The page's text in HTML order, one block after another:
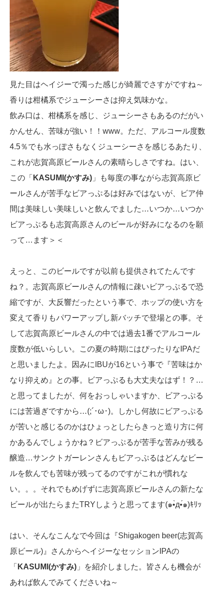
見た目はヘイジーで濁った感じが綺麗でさすがですね～
香りは柑橘系でジューシーさは抑え気味かな。
飲み口は、柑橘系を感じ、ジューシーさもあるのだがい
かんせん、苦味が強い！！www。ただ、アルコール度数
4.5％でも水っぽさもなくジューシーさを感じるあたり、
これが志賀高原ビールさんの素晴らしさですね。はい、
この「 KASUMI(かすみ) 」も毎度の事ながら志賀高原ビ
ールさんが苦手なビアっぷるは好みではないが、ビア仲
間は美味しい美味しいと飲んでました…いつか…いつか
ビアっぷるも志賀高原さんのビールが好みになるのを願
って…ます＞＜
えっと、このビールですが以前も提供されてたんです
ね？。志賀高原ビールさんの情報に疎いビアっぷるで恐
縮ですが、大反響だったという事で、ホップの使い方を
変えて香りもパワーアップし新バッチで登場との事。そ
して志賀高原ビールさんの中では過去1番でアルコール
度数が低いらしい。この夏の時期にはぴったりなIPAだ
と思いましたよ。因みにIBUが16という事で『苦味はか
なり抑えめ』との事。ビアっぷるも大丈夫なはず！？…
と思ってましたが、何をおっしゃいますか、ビアっぷる
には苦過ぎですから…(;´･ω･)。しかし何故にビアっぷる
が苦いと感じるのかはひょっとしたらきっと造り方に何
かあるんでしょうかね？ビアっぷるが苦手な苦みが残る
醸造…サンクトガーレンさんもビアっぷるはどんなビー
ルを飲んでも苦味が残ってるのですがこれが慣れな
い。。。それでもめげずに志賀高原ビールさんの新たな
ビールが出たらまたTRYしようと思ってます(๑•̀д•́๑)ｷﾘｯ
はい、そんなこんなで今回は『Shigakogen beer(志賀高
原ビール)』さんからヘイジーなセッションIPAの
「 KASUMI(かすみ) 」を紹介しました。皆さんも機会が
あれば飲んでみてくださいね～